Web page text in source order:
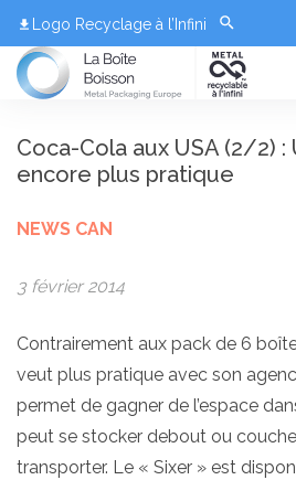
Logo Recyclage à l’Infini
Coca-Cola aux USA (2/2) :
encore plus pratique
NEWS CAN
3 février 2014
Contrairement aux pack de 6
veut plus pratique avec son
permet de gagner de l’espace
peut se stocker debout ou
transporter. Le « Sixer » est